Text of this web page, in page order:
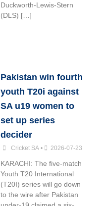
Duckworth-Lewis-Stern
(DLS) […]
Pakistan win fourth
youth T20i against
SA u19 women to
set up series
decider
Cricket SA • 2026-07-23
KARACHI: The five-match
Youth T20 International
(T20I) series will go down
to the wire after Pakistan